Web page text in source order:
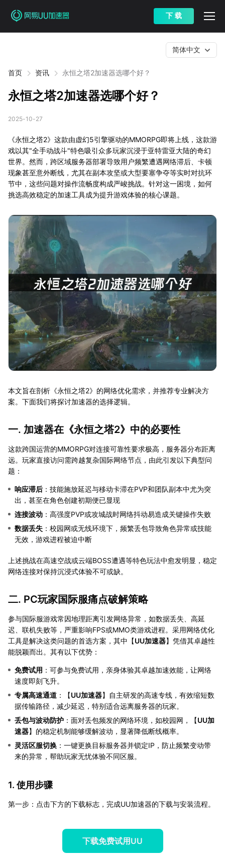
下 载
首页 资讯 永恒之塔2加速器选哪个好？
简体中文
永恒之塔2加速器选哪个好？
2025-10-27
《永恒之塔2》这款由虚幻5引擎驱动的MMORPG即将上线，这款游
戏以其"全手动战斗"特色吸引众多玩家沉浸于亚特雷亚大陆的奇幻
世界。然而，跨区域服务器部署导致用户频繁遭遇网络滞后、卡顿
现象甚至意外断线，尤其在副本攻坚或大型要塞争夺等实时对抗环
节中，这些问题对操作流畅度构成严峻挑战。针对这一困境，如何
挑选高效稳定的加速工具成为提升游戏体验的核心课题。
本文旨在剖析《永恒之塔2》的网络优化需求，并推荐专业解决方
案。下面我们将探讨加速器的选择逻辑。
一. 加速器在《永恒之塔2》中的必要性
这款跨国运营的MMORPG对连接可靠性要求极高，服务器分布距离
远。玩家直接访问需跨越复杂国际网络节点，由此引发以下典型问
题：
响应滞后 ：技能施放延迟与移动卡滞在PVP和团队副本中尤为突
出，甚至在角色创建初期便已显现
连接波动 ：高强度PVP或攻城战时网络抖动易造成关键操作失败
数据丢失 ：校园网或无线环境下，频繁丢包导致角色异常或技能
无效，游戏进程被迫中断
上述挑战在高速空战或云端BOSS遭遇等特色玩法中愈发明显，稳定
网络连接对保持沉浸式体验不可或缺。
二. PC玩家国际服痛点破解策略
参与国际服游戏常因地理距离引发网络异常，如数据丢失、高延
迟、联机失败等，严重影响FPS或MMO类游戏进程。采用网络优化
工具是解决这类问题的首选方案，其中【UU加速器】凭借其卓越性
能脱颖而出。其有以下优势：
免费试用 ：可参与免费试用，亲身体验其卓越加速效能，让网络
速度即刻飞升。
专属高速通道 ：【UU加速器】自主研发的高速专线，有效缩短数
据传输路径，减少延迟，特别适合远离服务器的玩家。
丢包与波动防护 ：面对丢包频发的网络环境，如校园网，【UU加
速器】的稳定机制能够缓解波动，显著降低断线概率。
灵活区服切换 ：一键更换目标服务器并锁定IP，防止频繁变动带
来的异常，帮助玩家无忧体验不同区服。
1. 使用步骤
第一步：点击下方的下载标志，完成UU加速器的下载与安装流程。
下载免费试用UU